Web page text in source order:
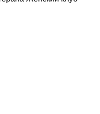
развития региона
в четвертый раз
защиту лесов от огня